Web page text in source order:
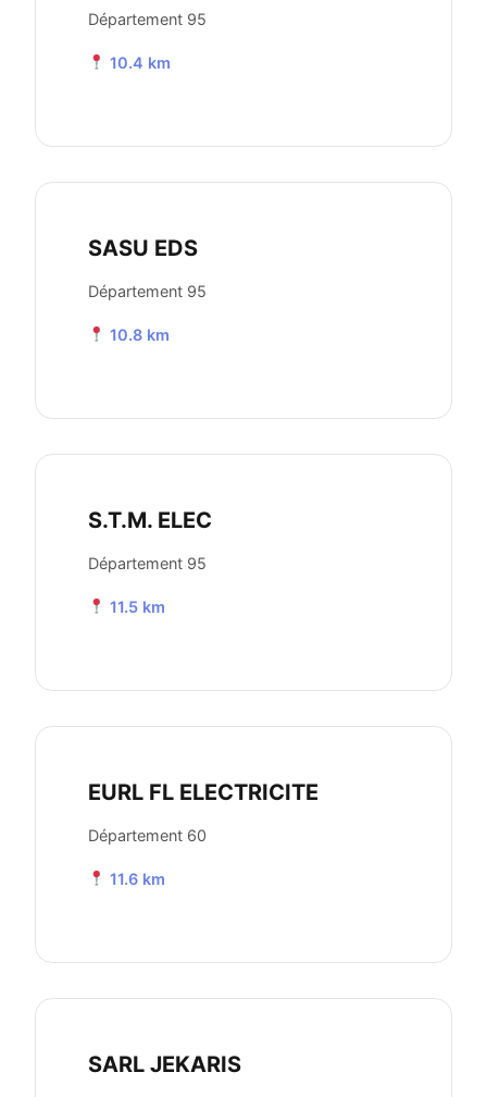
Département 95
10.4 km
SASU EDS
Département 95
10.8 km
S.T.M. ELEC
Département 95
11.5 km
EURL FL ELECTRICITE
Département 60
11.6 km
SARL JEKARIS